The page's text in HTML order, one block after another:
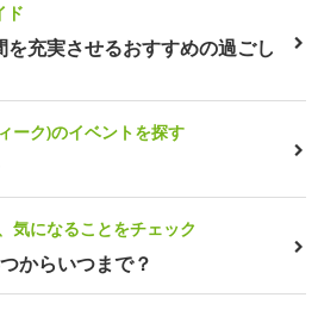
ド
充実させるおすすめの過ごし
ーク)のイベントを探す
気になることをチェック
からいつまで？